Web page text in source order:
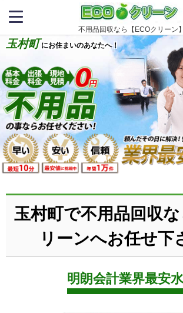
不用品回収なら【ECOクリーン】
玉村町 にお住まいのあなたへ！
玉村町で不用品回収
リーンへお任せ下
明朗会計業界最安